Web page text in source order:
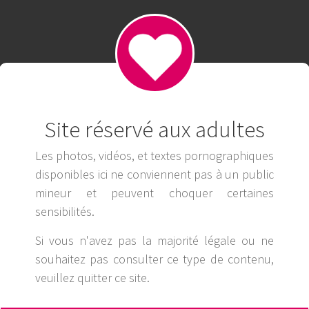
Site réservé aux adultes
Les photos, vidéos, et textes pornographiques
disponibles ici ne conviennent pas à un public
mineur et peuvent choquer certaines
sensibilités.
Si vous n'avez pas la majorité légale ou ne
souhaitez pas consulter ce type de contenu,
veuillez quitter ce site.
Anh, Nạp Rút Siêu Tốc.